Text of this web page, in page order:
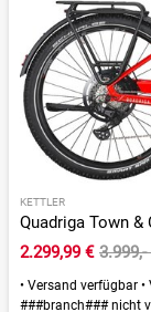
KETTLER
2.299,99 €
• Versand verfügbar •
###branch### nicht